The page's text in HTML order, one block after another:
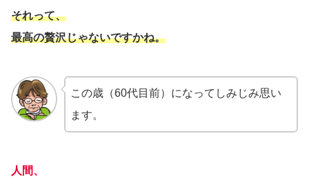
それって、
最高の贅沢じゃないですかね。
この歳（60代目前）になってしみじみ思い
ます。
人間、